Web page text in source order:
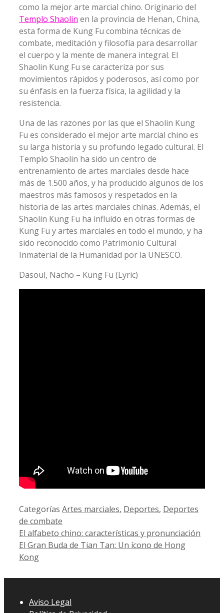
como la mejor arte marcial chino. Originario del
Templo Shaolin en la provincia de Henan, China,
esta forma de Kung Fu combina técnicas de
combate, meditación y filosofía para desarrollar
el cuerpo y la mente de manera integral. El
Shaolin Kung Fu se caracteriza por sus
movimientos rápidos y poderosos, así como por
su énfasis en la fuerza física, la agilidad y la
resistencia.
Una de las razones por las que el Shaolin Kung
Fu es considerado el mejor arte marcial chino es
su larga historia y su profundo legado cultural. El
Templo Shaolin ha sido un centro de
entrenamiento de artes marciales desde hace
más de 1.500 años, y ha producido algunos de los
maestros más famosos y respetados en la
historia de las artes marciales chinas. Además, el
Shaolin Kung Fu ha influido en otras formas de
Kung Fu y artes marciales en todo el mundo, y ha
sido reconocido como Patrimonio Cultural
Inmaterial de la Humanidad por la UNESCO.
Dasoul, Nacho – Kung Fu (Lyric)
Categorías Artes marciales, Deportes, Deportes
de combate
El alfabeto chino: características y pronunciación
El Gran Buda de Tian Tan: Un ícono de Hong
Kong
Aviso Legal